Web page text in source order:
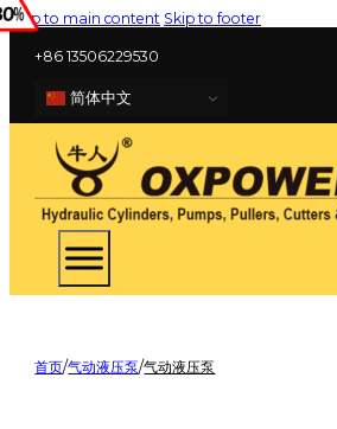
Skip to main content Skip to footer
+86 13506229530
简体中文
首页/气动液压泵/气动液压泵